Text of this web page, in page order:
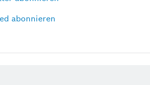
abonnieren